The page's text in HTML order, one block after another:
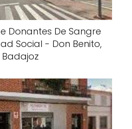
Donantes De Sangre
Social - Don Benito,
Badajoz